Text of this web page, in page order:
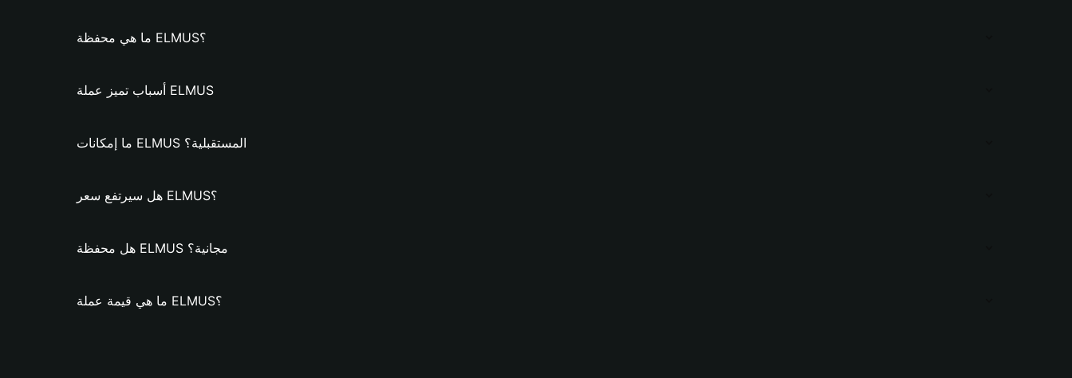
ما هي محفظة ELMUS؟
أسباب تميز عملة ELMUS
ما إمكانات ELMUS المستقبلية؟
هل سيرتفع سعر ELMUS؟
هل محفظة ELMUS مجانية؟
ما هي قيمة عملة ELMUS؟